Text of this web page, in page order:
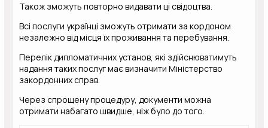
Також зможуть повторно видавати ці свідоцтва.
Всі послуги українці зможуть отримати за кордоном
незалежно від місця їх проживання та перебування.
Перелік дипломатичних установ, які здійснюватимуть
надання таких послуг має визначити Міністерство
закордонних справ.
Через спрощену процедуру, документи можна
отримати набагато швидше, ніж було до того.